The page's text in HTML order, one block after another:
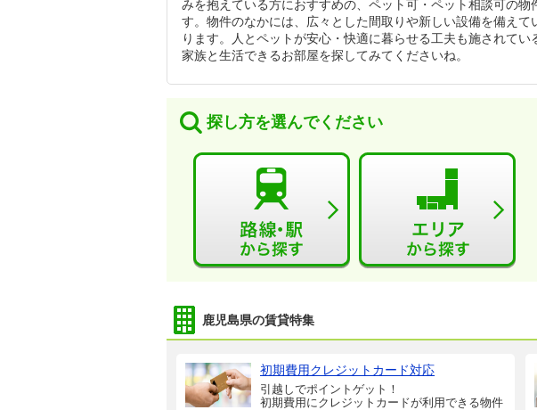
みを抱えている方におすすめの、ペット可・ペット相談可の物
す。物件のなかには、広々とした間取りや新しい設備を備えて
ります。人とペットが安心・快適に暮らせる工夫も施されてい
家族と生活できるお部屋を探してみてくださいね。
探し方を選んでください
鹿児島県の賃貸特集
初期費用クレジットカード対応
引越しでポイントゲット！
初期費用にクレジットカードが利用できる物件